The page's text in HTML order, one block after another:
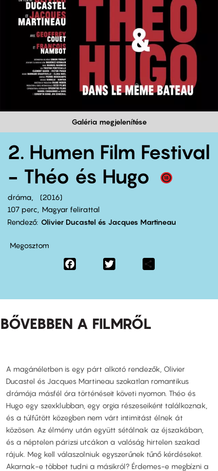
Galéria megjelenítése
2. Humen Film Festival
- Théo és Hugo
dráma
2016
107 perc,
Magyar felirattal
Rendező Olivier Ducastel és Jacques Martineau
Megosztom
Facebook
BŐVEBBEN A FILMRŐL
A magánéletben is egy párt alkotó rendezők, Olivier
Ducastel és Jacques Martineau szokatlan romantikus
drámája másfél óra történéseit követi nyomon. Théo és
Hugo egy szexklubban, egy orgia részeseiként találkoznak,
és a túlfűtött közegben nem várt intimitást élnek át
közösen. Az élmény után együtt sétálnak az éjszakában,
és a néptelen párizsi utcákon a valóság hirtelen szakad
rájuk. Meg kell válaszolniuk egyszerűnek tűnő kérdéseket.
Akarnak-e többet tudni a másikról? Érdemes-e megbízni a